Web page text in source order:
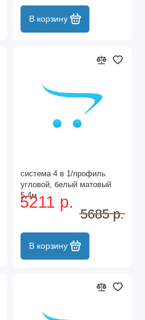
В корзину
система 4 в 1/профиль
угловой, белый матовый
5,4м
5211 р.
5685 р.
В корзину